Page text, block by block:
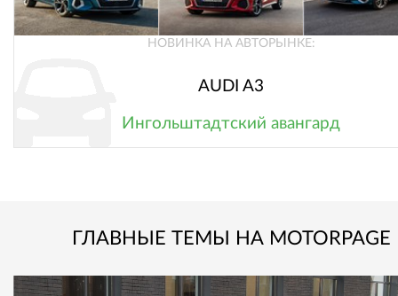
НОВИНКА НА АВТОРЫНКЕ:
AUDI A3
Ингольштадтский авангард
ГЛАВНЫЕ ТЕМЫ НА MOTORPAGE